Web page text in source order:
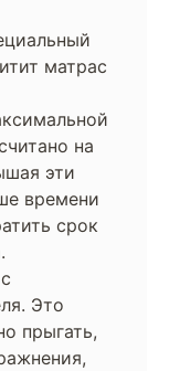
матрас
на
эти
времени
срок
Это
прыгать,